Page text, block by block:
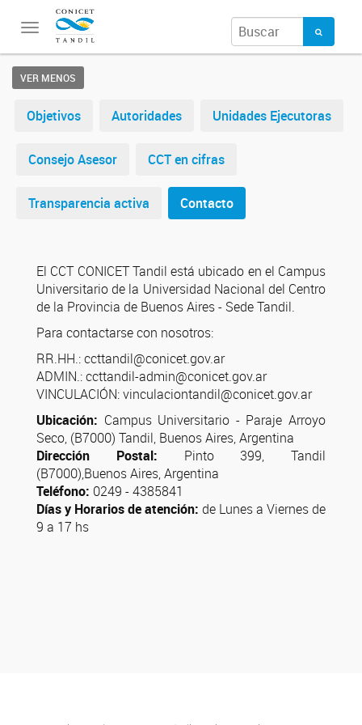
Toggle
navigation
VER MENOS
Objetivos Autoridades Unidades Ejecutoras
Consejo Asesor CCT en cifras
Transparencia activa Contacto
El CCT CONICET Tandil está ubicado en el Campus
Universitario de la Universidad Nacional del Centro
de la Provincia de Buenos Aires - Sede Tandil.
Para contactarse con nosotros:
RR.HH.: ccttandil@conicet.gov.ar
ADMIN.: ccttandil-admin@conicet.gov.ar
VINCULACIÓN: vinculaciontandil@conicet.gov.ar
Ubicación: Campus Universitario - Paraje Arroyo
Seco, (B7000) Tandil, Buenos Aires, Argentina
Dirección Postal: Pinto 399, Tandil
(B7000),Buenos Aires, Argentina
Teléfono: 0249 - 4385841
Días y Horarios de atención: de Lunes a Viernes de
9 a 17 hs